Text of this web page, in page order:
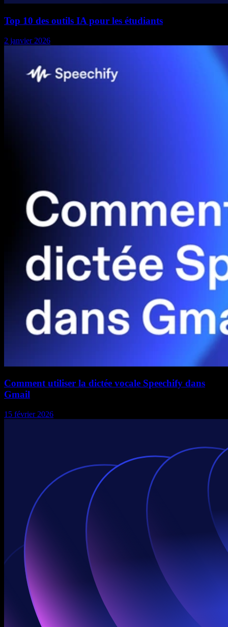
Top 10 des outils IA pour les étudiants
2 janvier 2026
Comment utiliser la dictée vocale Speechify dans
Gmail
15 février 2026